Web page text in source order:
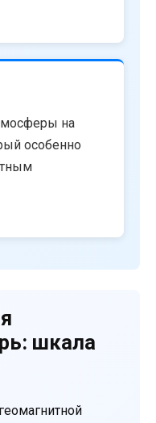
на
особенно
шкала